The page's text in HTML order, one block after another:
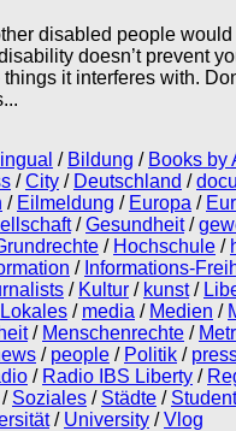
disabled people
doesn’t prevent
things it interferes with.
/ Bildung / Books by
/City / Deutschland /
/ Eilmeldung / Europa /
/Gesundheit/
/ Hochschule /
/ Informations-
/ Kultur / kunst/
Lokales / media / Medien /
/ Menschenrechte /
/ people / Politik /
/ Radio IBS Liberty /
/ Soziales / Städte /
/ University /Vlog